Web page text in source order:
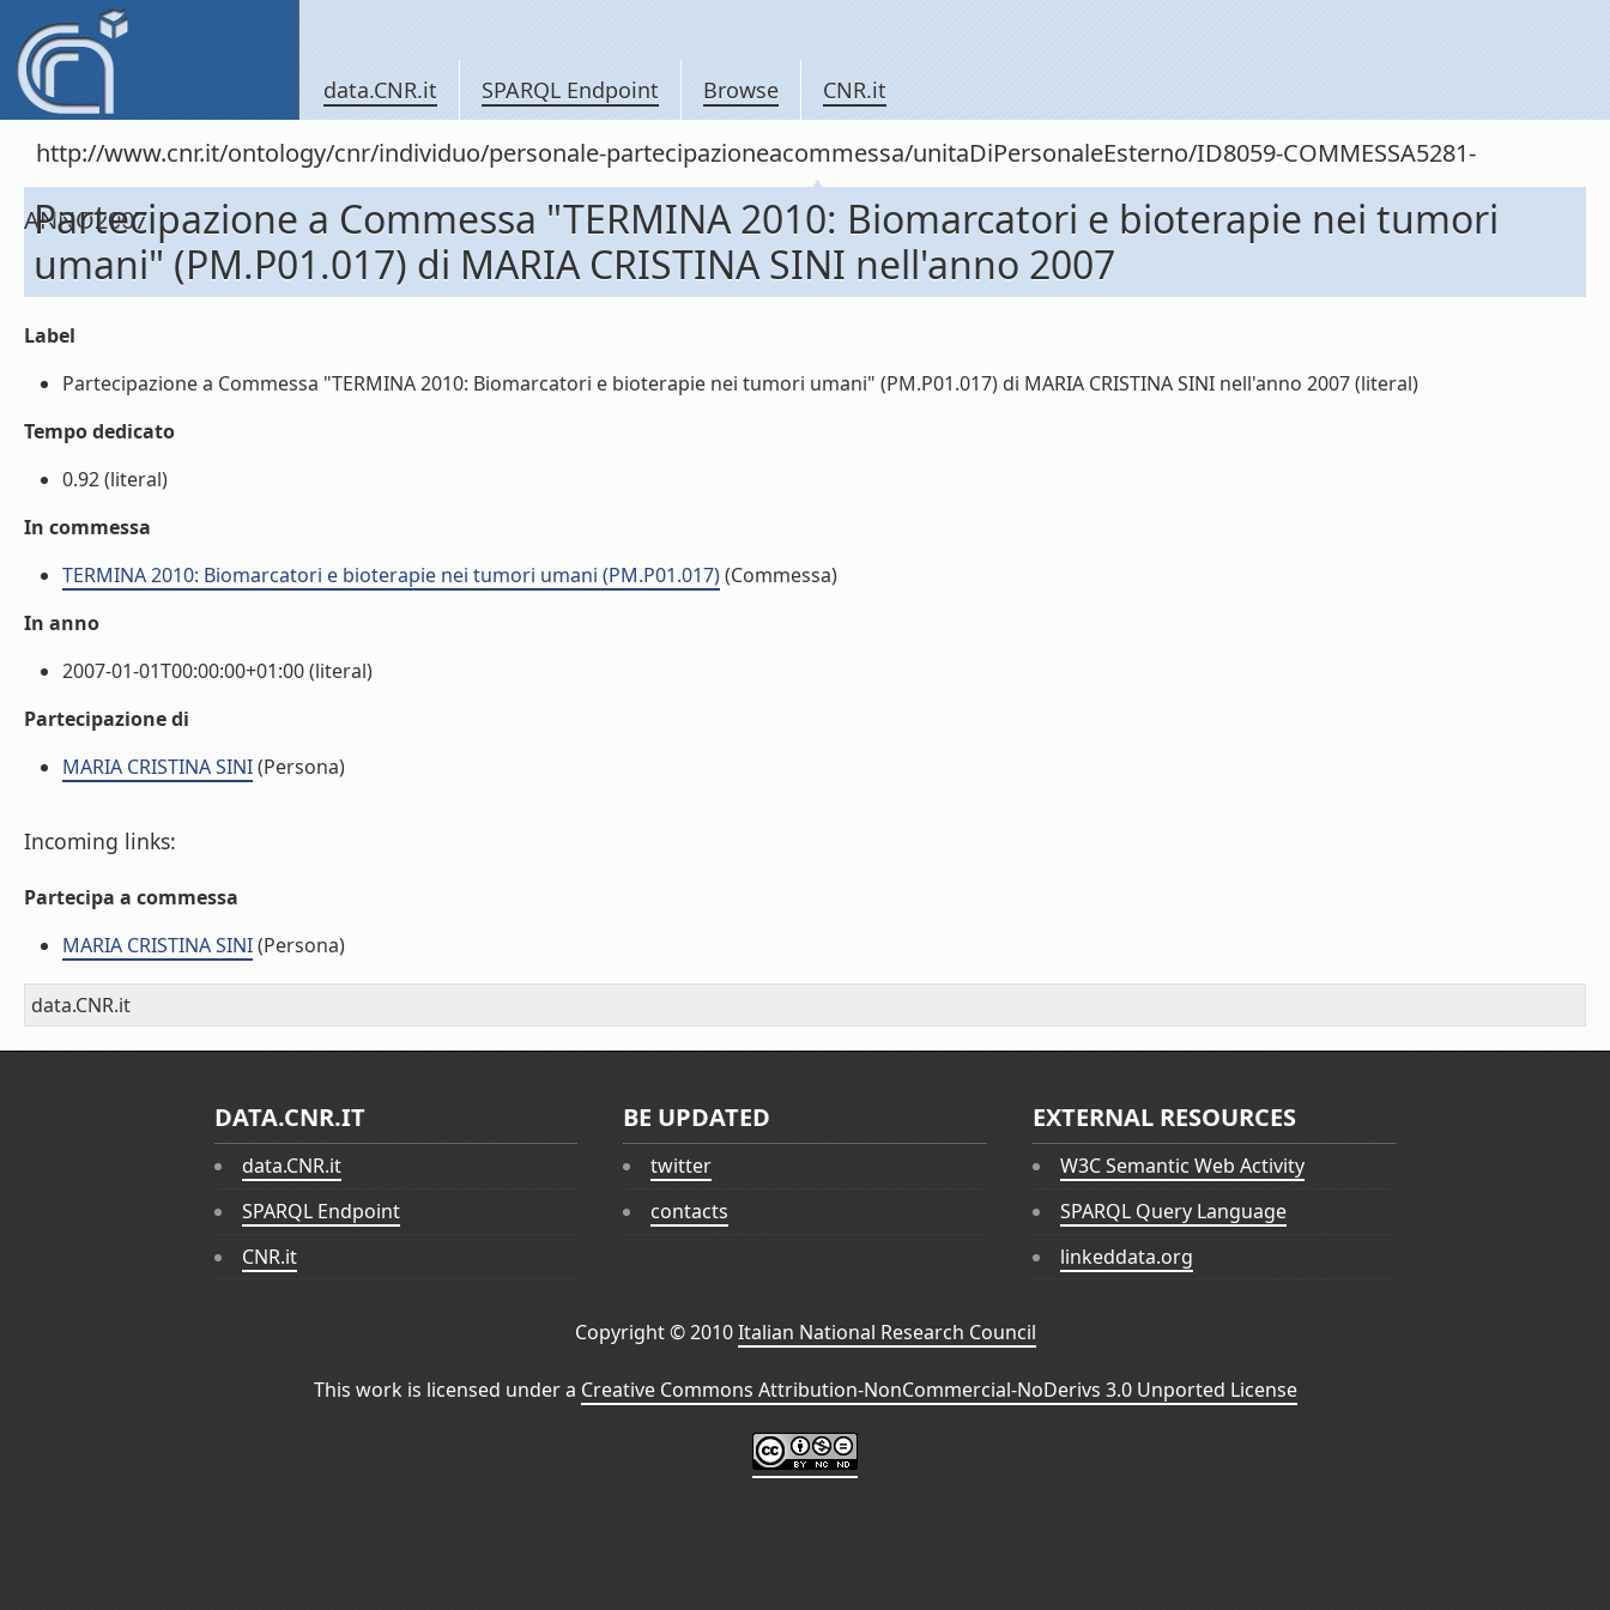
data.CNR.it SPARQL Endpoint Browse CNR.it
http://www.cnr.it/ontology/cnr/individuo/personale-partecipazioneacommessa/unitaDiPersonaleEsterno/ID8059-COMMESSA5281-
ANNO2007
Partecipazione a Commessa "TERMINA 2010: Biomarcatori e bioterapie nei tumori
umani" (PM.P01.017) di MARIA CRISTINA SINI nell'anno 2007
Label
Partecipazione a Commessa "TERMINA 2010: Biomarcatori e bioterapie nei tumori umani" (PM.P01.017) di MARIA CRISTINA SINI nell'anno 2007 (literal)
Tempo dedicato
0.92 (literal)
In commessa
TERMINA 2010: Biomarcatori e bioterapie nei tumori umani (PM.P01.017)(Commessa)
In anno
2007-01-01T00:00:00+01:00 (literal)
Partecipazione di
MARIA CRISTINA SINI(Persona)
Incoming links:
Partecipa a commessa
MARIA CRISTINA SINI(Persona)
data.CNR.it
DATA.CNR.IT
data.CNR.it
SPARQL Endpoint
CNR.it
BE UPDATED
twitter
contacts
EXTERNAL RESOURCES
W3C Semantic Web Activity
SPARQL Query Language
linkeddata.org
Copyright © 2010Italian National Research Council
This work is licensed under a Creative Commons Attribution-NonCommercial-NoDerivs 3.0 Unported License